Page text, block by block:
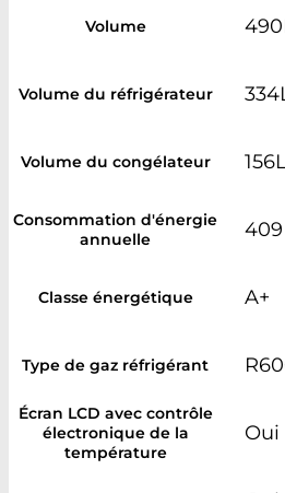
Volume
Volume du réfrigérateur
Volume du congélateur
Consommation d'énergie
annuelle
Classe énergétique A+
Type de gaz réfrigérant
Écran LCD avec contrôle
électronique de la
température
Oui